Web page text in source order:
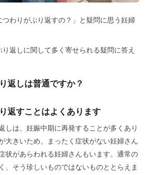
つわりがぶり返すの？」と疑問に思う妊婦
返しに関して多く寄せられる疑問に答え
返しは普通ですか？
返すことはよくあります
しは、妊娠中期に再発することが多くあり
大きいため、まったく症状がない妊婦さん
状があらわれる妊婦さんもいます。通常の
、そう珍しいものではないものととらえま